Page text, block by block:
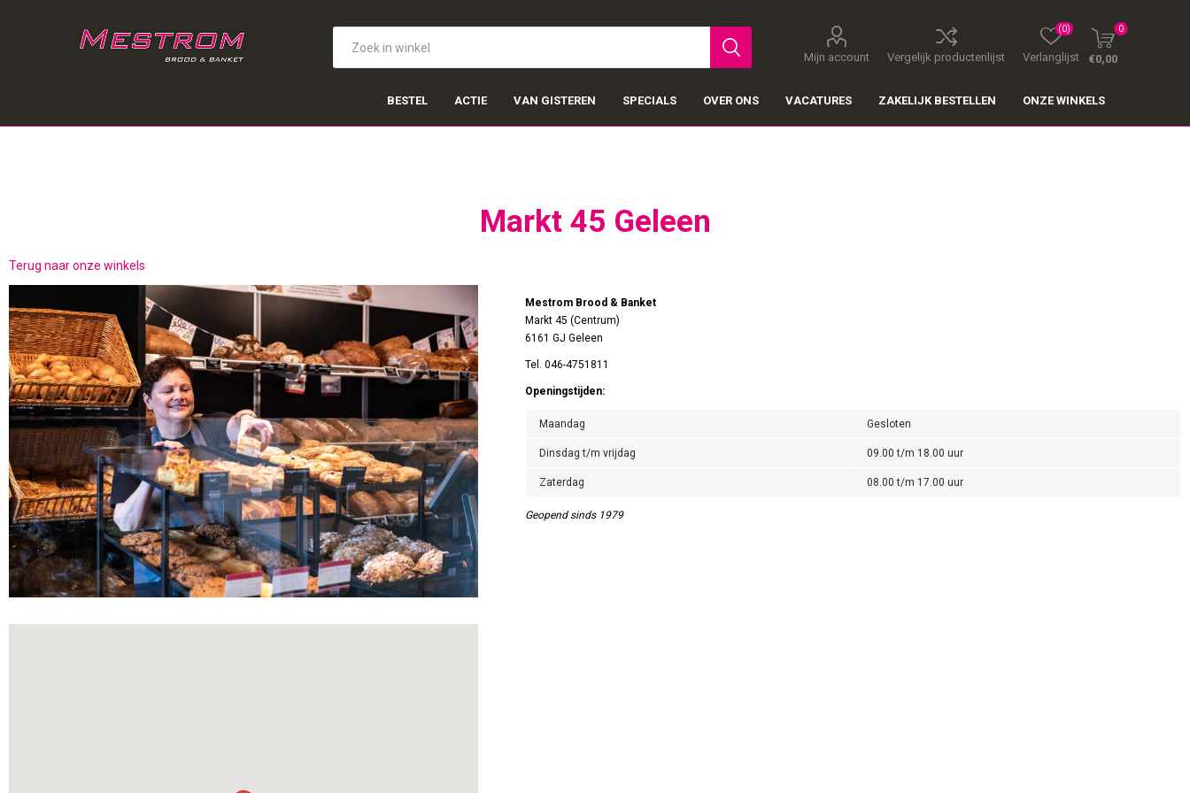
Mijn account Vergelijk productenlijst Verlanglijst
(0) 0
€0,00
BESTEL ACTIE VAN GISTEREN SPECIALS OVER ONS VACATURES ZAKELIJK BESTELLEN ONZE WINKELS
Markt 45 Geleen
Terug naar onze winkels
Mestrom Brood & Banket
Markt 45 (Centrum)
6161 GJ Geleen
Tel. 046-4751811
Openingstijden:
Maandag Gesloten
Dinsdag t/m vrijdag 09.00 t/m 18.00 uur
Zaterdag 08.00 t/m 17.00 uur
Geopend sinds 1979